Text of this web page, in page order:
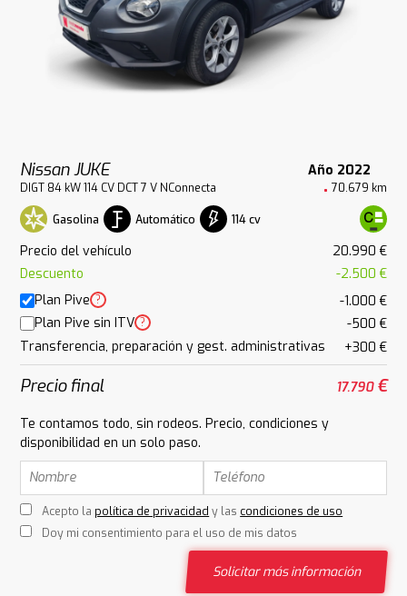
Nissan JUKE Año 2022
DIGT 84 kW 114 CV DCT 7 V NConnecta 70.679 km
Gasolina Automático 114 cv
Precio del vehículo
20.990 €
Descuento
-2.500 €
Plan Pive ?
-1.000 €
Plan Pive sin ITV ?
-500 €
Transferencia, preparación y gest. administrativas
+300 €
Precio final 17.790€
Te contamos todo, sin rodeos. Precio, condiciones y
disponibilidad en un solo paso.
Acepto la política de privacidad y las condiciones de uso
Doy mi consentimiento para el uso de mis datos
Solicitar más información